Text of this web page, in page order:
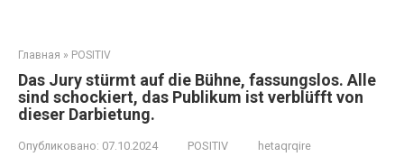
Главная » POSITIV
Das Jury stürmt auf die Bühne, fassungslos. Alle
sind schockiert, das Publikum ist verblüfft von
dieser Darbietung.
Опубликовано: 07.10.2024 POSITIV hetaqrqire